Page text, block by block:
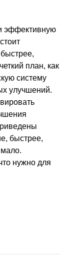
эффективную
план, как
систему
улучшений.
быстрее,
нужно для